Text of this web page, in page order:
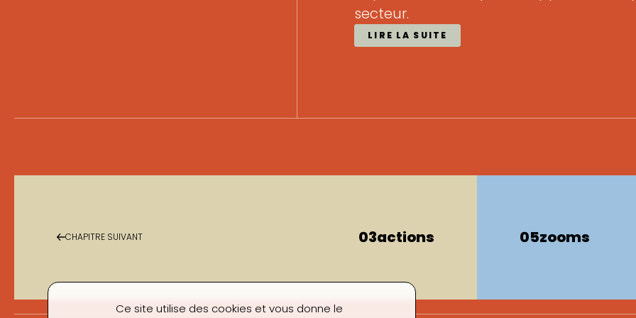
secteur.
LIRE LA SUITE
CHAPITRE SUIVANT 03actions 05zooms
Ce site utilise des cookies et vous donne le